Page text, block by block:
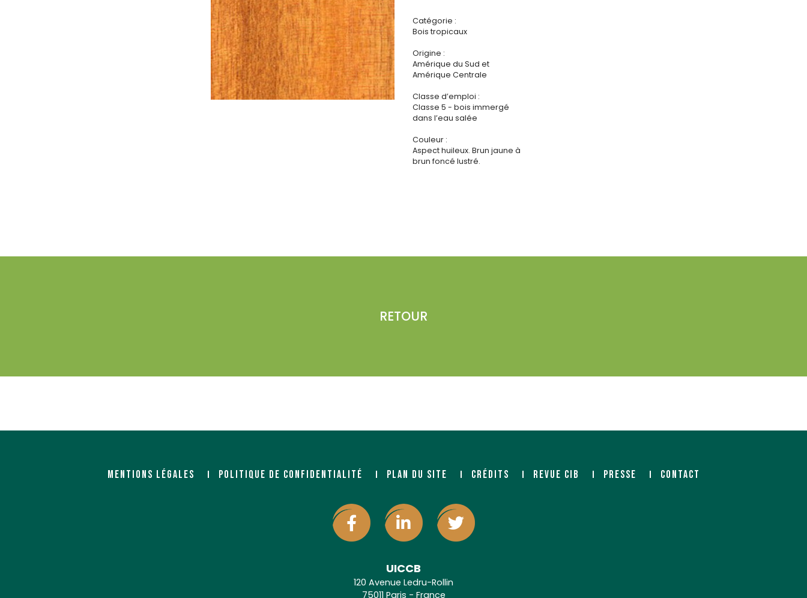
Catégorie :
Bois tropicaux
Origine :
Amérique du Sud et
Amérique Centrale
Classe d’emploi :
Classe 5 - bois immergé
dans l’eau salée
Couleur :
Aspect huileux. Brun jaune à
brun foncé lustré.
RETOUR
MENTIONS LÉGALES POLITIQUE DE CONFIDENTIALITÉ PLAN DU SITE CRÉDITS REVUE CIB PRESSE CONTACT
UICCB
120 Avenue Ledru-Rollin
75011 Paris - France